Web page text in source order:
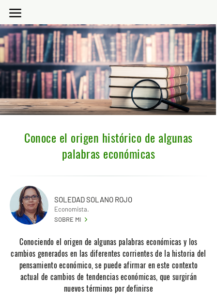
Conoce el origen histórico de algunas
palabras económicas
SOLEDAD SOLANO ROJO
Economista.
SOBRE MI
Conociendo el origen de algunas palabras económicas y los
cambios generados en las diferentes corrientes de la historia del
pensamiento económico, se puede afirmar en este contexto
actual de cambios de tendencias económicas, que surgirán
nuevos términos por definirse